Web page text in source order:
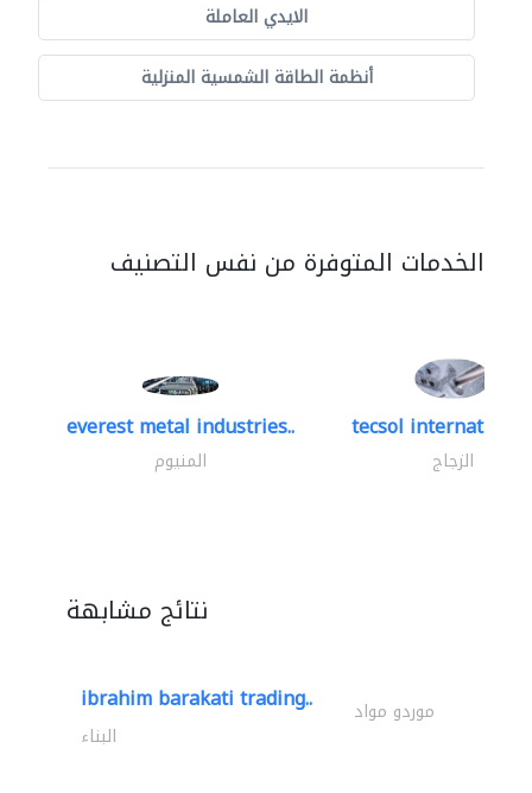
الايدي العاملة
أنظمة الطاقة الشمسية المنزلية
الخدمات المتوفرة من نفس التصنيف
everest metal industries..
المنيوم
tecsol
الزجاج
نتائج مشابهة
ibrahim barakati trading.. موردو مواد
البناء